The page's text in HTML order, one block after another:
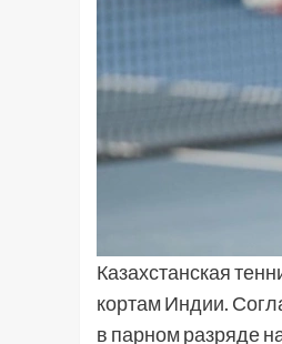
Казахстанская
кортам Индии.
в парном разряде